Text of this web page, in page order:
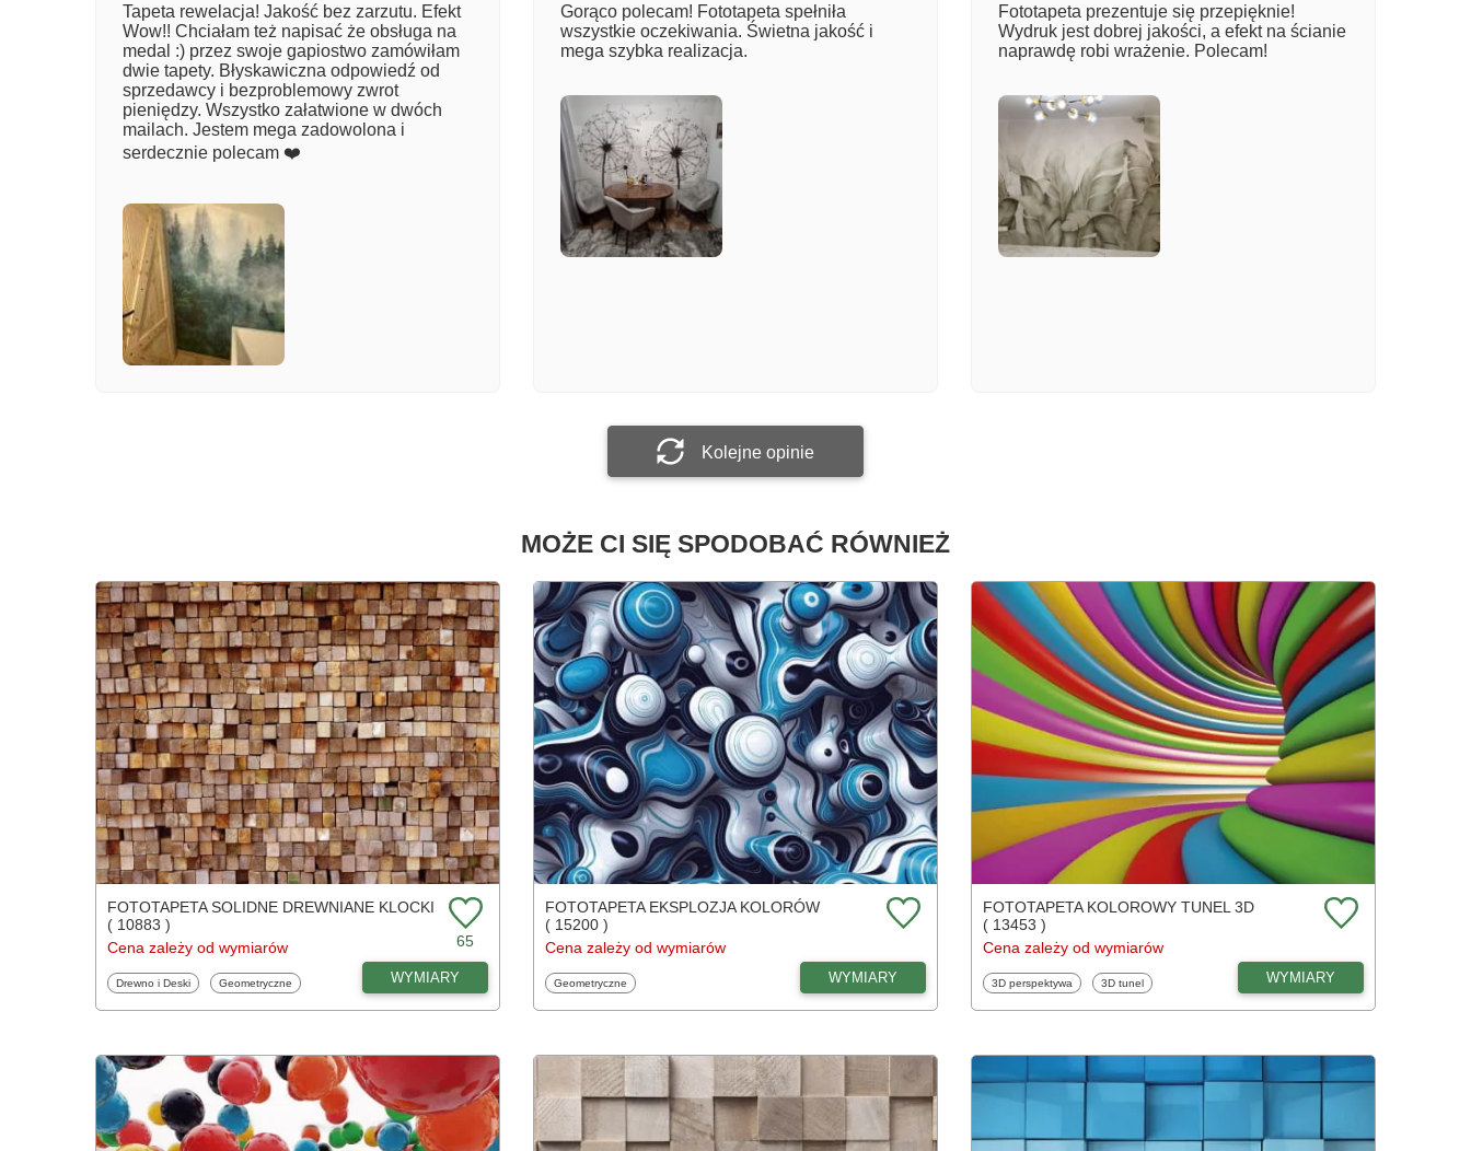
Załącz zdjęcie
Tapeta rewelacja! Jakość bez zarzutu. Efekt
Wow!! Chciałam też napisać że obsługa na
medal :) przez swoje gapiostwo zamówiłam
dwie tapety. Błyskawiczna odpowiedź od
sprzedawcy i bezproblemowy zwrot
pieniędzy. Wszystko załatwione w dwóch
mailach. Jestem mega zadowolona i
serdecznie polecam ❤️
Gorąco polecam! Fototapeta spełniła
wszystkie oczekiwania. Świetna jakość i
mega szybka realizacja.
Fototapeta prezentuje się przepięknie!
Wydruk jest dobrej jakości, a efekt na ścianie
naprawdę robi wrażenie. Polecam!
Kolejne opinie
MOŻE CI SIĘ SPODOBAĆ RÓWNIEŻ
FOTOTAPETA SOLIDNE DREWNIANE KLOCKI
( 10883 )
Cena zależy od wymiarów
65
Fototapety
Drewno i Deski Fototapety
Geometryczne WYMIARY
FOTOTAPETA EKSPLOZJA KOLORÓW
( 15200 )
Cena zależy od wymiarów
Fototapety
Geometryczne WYMIARY
FOTOTAPETA KOLOROWY TUNEL 3D
( 13453 )
Cena zależy od wymiarów
Fototapety
3D perspektywa Fototapety
3D tunel WYMIARY